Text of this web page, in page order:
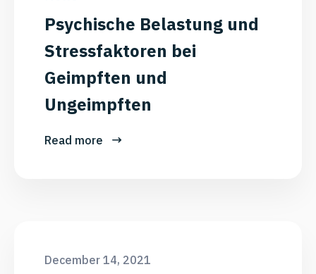
Psychische Belastung und
Stressfaktoren bei
Geimpften und
Ungeimpften
Read more
December 14, 2021